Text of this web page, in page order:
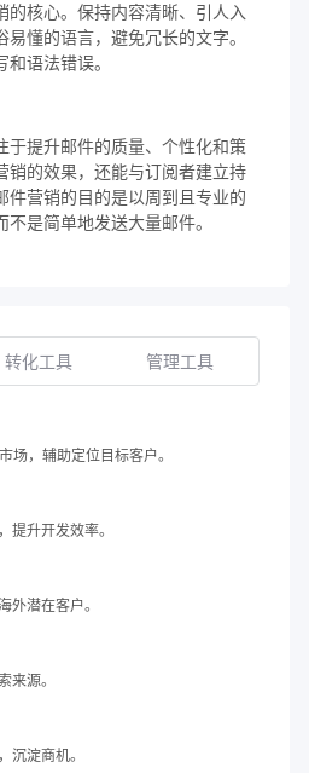
的核心。保持内容清晰、引人入
懂的语言，避免冗长的文字。
语法错误。
于提升邮件的质量、个性化和策
销的效果，还能与订阅者建立持
件营销的目的是以周到且专业的
是简单地发送大量邮件。
转化工具 管理工具
场，辅助定位目标客户。
提升开发效率。
外潜在客户。
来源。
沉淀商机。